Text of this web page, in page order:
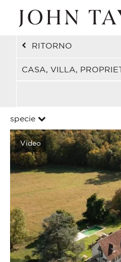
RITORNO
CASA, VILLA,
specie
Video